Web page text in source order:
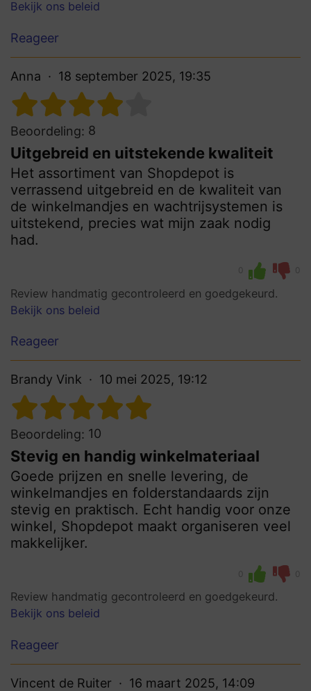
Bekijk ons beleid
Reageer
Anna 18 september 2025, 19:35
Beoordeling: 8
Uitgebreid en uitstekende kwaliteit
Het assortiment van Shopdepot is
verrassend uitgebreid en de kwaliteit van
de winkelmandjes en wachtrijsystemen is
uitstekend, precies wat mijn zaak nodig
had.
0 0
Review handmatig gecontroleerd en goedgekeurd.
Bekijk ons beleid
Reageer
Brandy Vink 10 mei 2025, 19:12
Beoordeling: 10
Stevig en handig winkelmateriaal
Goede prijzen en snelle levering, de
winkelmandjes en folderstandaards zijn
stevig en praktisch. Echt handig voor onze
winkel, Shopdepot maakt organiseren veel
makkelijker.
0 0
Review handmatig gecontroleerd en goedgekeurd.
Bekijk ons beleid
Reageer
Vincent de Ruiter 16 maart 2025, 14:09